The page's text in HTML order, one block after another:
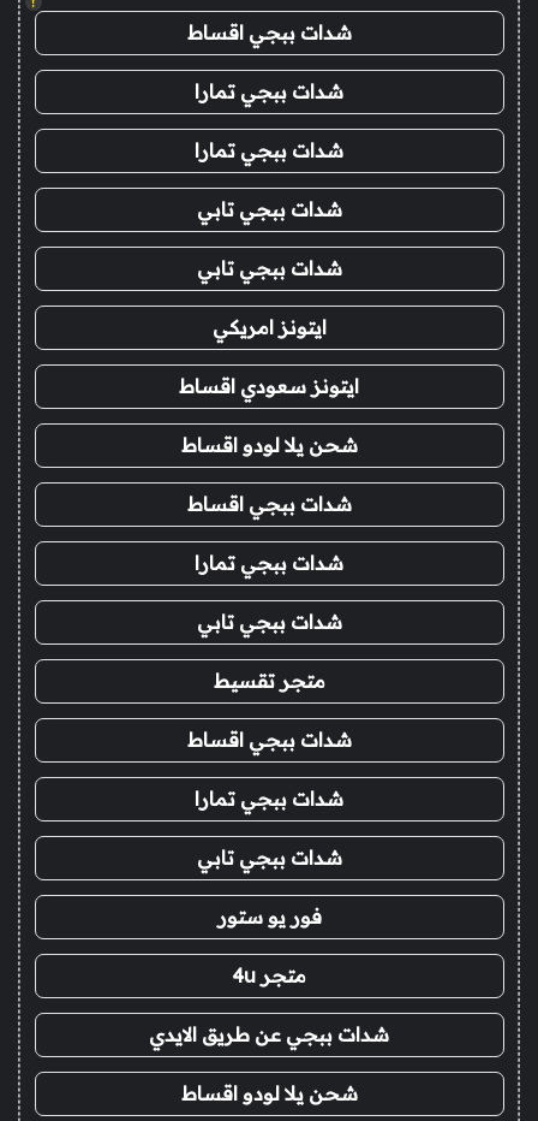
شدات ببجي اقساط
شدات ببجي تمارا
شدات ببجي تمارا
شدات ببجي تابي
شدات ببجي تابي
ايتونز امريكي
ايتونز سعودي اقساط
شحن يلا لودو اقساط
شدات ببجي اقساط
شدات ببجي تمارا
شدات ببجي تابي
متجر تقسيط
شدات ببجي اقساط
شدات ببجي تمارا
شدات ببجي تابي
فور يو ستور
متجر 4u
شدات ببجي عن طريق الايدي
شحن يلا لودو اقساط